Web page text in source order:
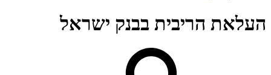
העלאת הריבית בבנק ישראל